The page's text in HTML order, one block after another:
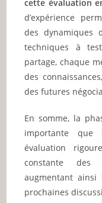
cette évaluation
d’expérience
des dynamiques
techniques à
partage, chaque
des
des futures
En somme, la
importante que
évaluation
constante des
augmentant
prochaines